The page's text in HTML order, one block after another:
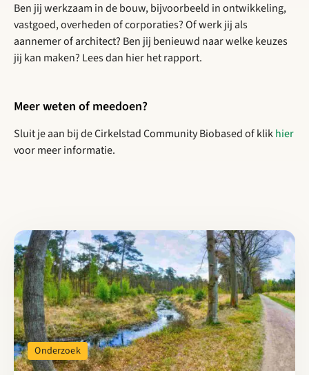
Ben jij werkzaam in de bouw, bijvoorbeeld in ontwikkeling,
vastgoed, overheden of corporaties? Of werk jij als
aannemer of architect? Ben jij benieuwd naar welke keuzes
jij kan maken? Lees dan hier het rapport.
Meer weten of meedoen?
Sluit je aan bij de Cirkelstad Community Biobased of klikhier
voor meer informatie.
Onderzoek
Lees meer over Vul de Cirkelstad enquête 2026 in